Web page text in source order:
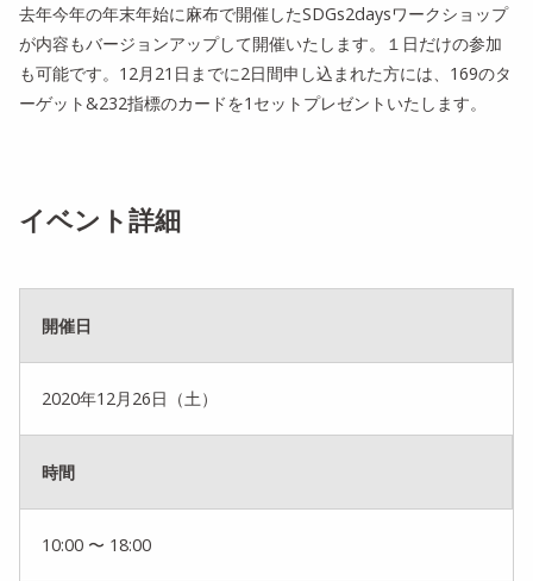
去年今年の年末年始に麻布で開催したSDGs2daysワークショップ
が内容もバージョンアップして開催いたします。１日だけの参加
も可能です。12月21日までに2日間申し込まれた方には、169のタ
ーゲット&232指標のカードを1セットプレゼントいたします。
イベント詳細
開催日
2020年12月26日（土）
時間
10:00 〜 18:00